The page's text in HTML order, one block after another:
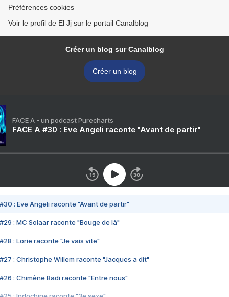
Préférences cookies
Voir le profil de El Jj sur le portail Canalblog
Créer un blog sur Canalblog
Créer un blog
FACE A - un podcast Purecharts
FACE A #30 : Eve Angeli raconte "Avant de partir"
#30 : Eve Angeli raconte "Avant de partir"
#29 : MC Solaar raconte "Bouge de là"
#28 : Lorie raconte "Je vais vite"
#27 : Christophe Willem raconte "Jacques a dit"
#26 : Chimène Badi raconte "Entre nous"